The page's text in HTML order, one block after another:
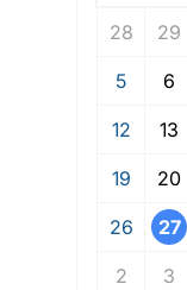
28
29
5 6
12 13
19 20
26 27
2 3